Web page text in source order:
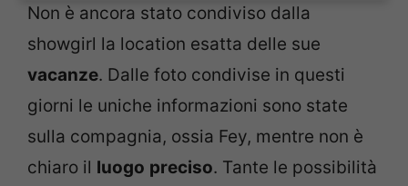
Non è ancora stato condiviso dalla
showgirl la location esatta delle sue
vacanze. Dalle foto condivise in questi
giorni le uniche informazioni sono state
sulla compagnia, ossia Fey, mentre non è
chiaro il luogo preciso. Tante le possibilità